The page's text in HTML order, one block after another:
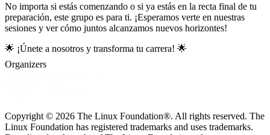
No importa si estás comenzando o si ya estás en la recta final de tu
preparación, este grupo es para ti. ¡Esperamos verte en nuestras
sesiones y ver cómo juntos alcanzamos nuevos horizontes!
🌟 ¡Únete a nosotros y transforma tu carrera! 🌟
Organizers
Copyright © 2026 The Linux Foundation®. All rights reserved. The
Linux Foundation has registered trademarks and uses trademarks.